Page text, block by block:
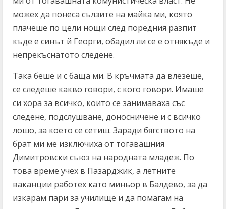
можех да понеса сълзите на майка ми, която
плачеше по цели нощи след поредния разпит
къде е синът й Георги, обадил ли се е отнякъде и
непрекъснатото следене.
Така беше и с баща ми. В кръчмата да влезеше,
се следеше какво говори, с кого говори. Имаше
си хора за всичко, които се занимаваха със
следене, подслушване, доносничене и с всичко
лошо, за което се сетиш. Заради бягството на
брат ми ме изключиха от тогавашния
Димитровски съюз на народната младеж. По
това време учех в Пазарджик, а летните
ваканции работех като миньор в Балдево, за да
изкарам пари за училище и да помагам на